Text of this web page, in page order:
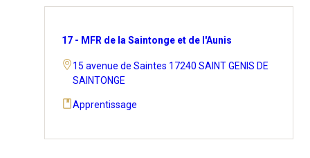
17 - MFR de la Saintonge et de l'Aunis
15 avenue de Saintes 17240 SAINT GENIS DE
SAINTONGE
Apprentissage